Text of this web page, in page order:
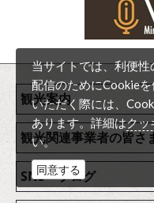
観光案内
観光関連事業者の皆さ
SNS・ブログ
当サイトでは、利便
配信のためにCookie
いただく際には、
あります。詳細はクッ
い。
同意する